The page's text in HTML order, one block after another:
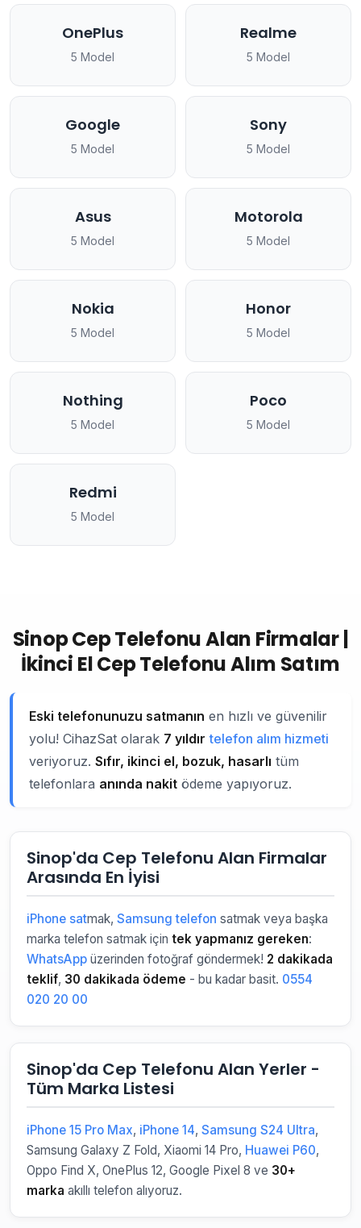
OnePlus
5 Model
Realme
5 Model
Google
5 Model
Sony
5 Model
Asus
5 Model
Motorola
5 Model
Nokia
5 Model
Honor
5 Model
Nothing
5 Model
Poco
5 Model
Redmi
5 Model
Sinop Cep Telefonu Alan Firmalar |
İkinci El Cep Telefonu Alım Satım
Eski telefonunuzu satmanın en hızlı ve güvenilir
yolu! CihazSat olarak 7 yıldır telefon alım hizmeti
veriyoruz. Sıfır, ikinci el, bozuk, hasarlı tüm
telefonlara anında nakit ödeme yapıyoruz.
Sinop'da Cep Telefonu Alan Firmalar
Arasında En İyisi
iPhone satmak, Samsung telefon satmak veya başka
marka telefon satmak için tek yapmanız gereken:
WhatsApp üzerinden fotoğraf göndermek! 2 dakikada
teklif, 30 dakikada ödeme - bu kadar basit. 0554
020 20 00
Sinop'da Cep Telefonu Alan Yerler -
Tüm Marka Listesi
iPhone 15 Pro Max, iPhone 14, Samsung S24 Ultra,
Samsung Galaxy Z Fold, Xiaomi 14 Pro, Huawei P60,
Oppo Find X, OnePlus 12, Google Pixel 8 ve 30+
marka akıllı telefon alıyoruz.